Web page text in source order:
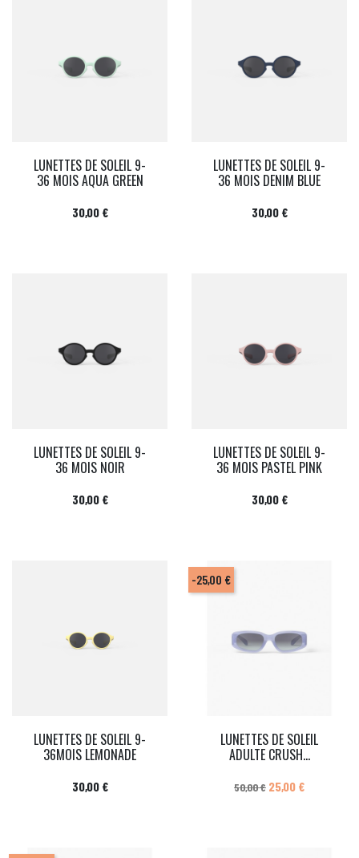
LUNETTES DE SOLEIL 9-
36 MOIS AQUA GREEN
Prix
30,00 €
LUNETTES DE SOLEIL 9-
36 MOIS DENIM BLUE
Prix
30,00 €
LUNETTES DE SOLEIL 9-
36 MOIS NOIR
Prix
30,00 €
LUNETTES DE SOLEIL 9-
36 MOIS PASTEL PINK
Prix
30,00 €
LUNETTES DE SOLEIL 9-
36MOIS LEMONADE
Prix
30,00 €
LUNETTES DE SOLEIL
ADULTE CRUSH...
Prix de base
50,00 € Prix
25,00 €
-25,00 €